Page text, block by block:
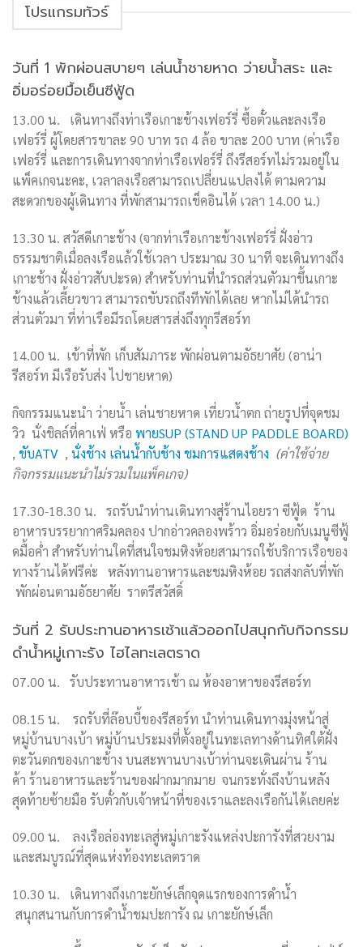
โปรแกรมทัวร์
วันที่ 1 พักผ่อนสบายๆ เล่นน้ำชายหาด ว่ายน้ำสระ และ
อิ่มอร่อยมื้อเย็นซีฟู้ด
13.00 น. เดินทางถึงท่าเรือเกาะช้างเฟอร์รี่ ซื้อตั๋วและลงเรือ
เฟอร์รี่ ผู้โดยสารขาละ 90 บาท รถ 4 ล้อ ขาละ 200 บาท (ค่าเรือ
เฟอร์รี่ และการเดินทางจากท่าเรือเฟอร์รี่ ถึงรีสอร์ทไม่รวมอยู่ใน
แพ็คเกจนะคะ, เวลาลงเรือสามารถเปลี่ยนแปลงได้ ตามความ
สะดวกของผู้เดินทาง ที่พักสามารถเช็คอินได้ เวลา 14.00 น.)
13.30 น. สวัสดีเกาะช้าง (จากท่าเรือเกาะช้างเฟอร์รี่ ฝั่งอ่าว
ธรรมชาติเมื่อลงเรือแล้วใช้เวลา ประมาณ 30 นาที จะเดินทางถึง
เกาะช้าง ฝั่งอ่าวสับปะรด) สำหรับท่านที่นำรถส่วนตัวมาขึ้นเกาะ
ช้างแล้วเลี้ยวขาว สามารถขับรถถึงทีพักได้เลย หากไม่ได้นำรถ
ส่วนตัวมา ที่ท่าเรือมีรถโดยสารส่งถึงทุกรีสอร์ท
14.00 น. เข้าที่พัก เก็บสัมภาระ พักผ่อนตามอัธยาศัย (อาน่า
รีสอร์ท มีเรือรับส่ง ไปชายหาด)
กิจกรรมแนะนำ ว่ายน้ำ เล่นชายหาด เที่ยวน้ำตก ถ่ายรูปที่จุดชม
วิว นั่งชิลล์ที่คาเฟ่ หรือ พายSUP (STAND UP PADDLE BOARD)
, ขับATV , นั่งช้าง เล่นน้ำกับช้าง ชมการแสดงช้าง (ค่าใช้จ่าย
กิจกรรมแนะนำไม่รวมในแพ็คเกจ)
17.30-18.30 น. รถรับนำท่านเดินทางสู่ร้านไอยรา ซีฟู้ด ร้าน
อาหารบรรยากาศริมคลอง ปากอ่าวคลองพร้าว อิ่มอร่อยกับเมนูซีฟู้
ดมื้อค่ำ สำหรับท่านใดที่สนใจชมหิงห้อยสามารถใช้บริการเรือของ
ทางร้านได้ฟรีค่ะ หลังทานอาหารและชมหิงห้อย รถส่งกลับที่พัก
พักผ่อนตามอัธยาศัย ราตรีสวัสดิ์
วันที่ 2 รับประทานอาหารเช้าแล้วออกไปสนุกกับกิจกรรม
ดำน้ำหมู่เกาะรัง ไฮไลทะเลตราด
07.00 น. รับประทานอาหารเช้า ณ ห้องอาหาของรีสอร์ท
08.15 น.
รถรับที่ล๊อบบี้ของรีสอร์ท นำท่านเดินทางมุ่งหน้าสู่
หมู่บ้านบางเบ้า หมู่บ้านประมงที่ตั้งอยู่ในทะเลทางด้านทิศใต้ฝั่ง
ตะวันตกของเกาะช้าง บนสะพานบางเบ้าท่านจะเดินผ่าน ร้าน
ค้า ร้านอาหารและร้านของฝากมากมาย จนกระทั่งถึงบ้านหลัง
สุดท้ายซ้ายมือ รับตั๋วกับเจ้าหน้าที่ของเราและลงเรือกันได้เลยค่ะ
09.00 น.
ลงเรือล่องทะเลสู่หมู่เกาะรังแหล่งปะการังที่สวยงาม
และสมบูรณ์ที่สุดแห่งท้องทะเลตราด
10.30 น.
เดินทางถึงเกาะยักษ์เล็กจุดแรกของการดำน้ำ
สนุกสนานกับการดำน้ำชมปะการัง ณ เกาะยักษ์เล็ก